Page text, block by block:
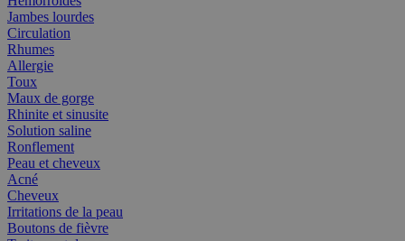
Jambes lourdes
Circulation
Rhumes
Allergie
Toux
Maux de gorge
Rhinite et sinusite
Solution saline
Ronflement
Peau et cheveux
Acné
Cheveux
Irritations de la peau
Boutons de fièvre